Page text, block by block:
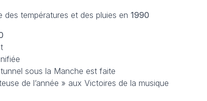
températures et des pluies en 1990
sous la Manche est faite
de l’année » aux Victoires de la musique